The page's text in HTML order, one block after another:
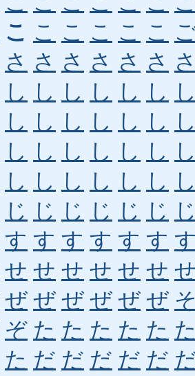
こ こ こ こ こ こ
さ さ さ さ さ さ
し し し し し し
し し し し し し
し し し し し し
し し し し し し
じ じ じ じ じ じ
す す す す す す
せ せ せ せ せ せ
ぜ ぜ ぜ ぜ ぜ ぜ
ぞ た た た た た
た だ だ だ だ だ